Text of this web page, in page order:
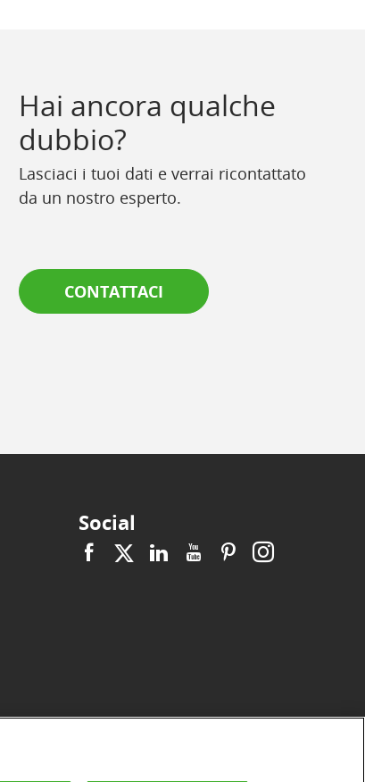
Hai ancora qualche
dubbio?
Lasciaci i tuoi dati e verrai ricontattato
da un nostro esperto.
CONTATTACI
Social
| | | |